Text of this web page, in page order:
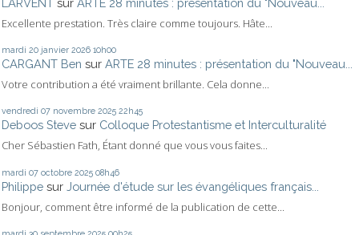
Excellente prestation. Très claire comme toujours. Hâte...
mardi 20 janvier 2026 10h00
CARGANT Ben sur ARTE 28 minutes : présentation du "Nouveau...
Votre contribution a été vraiment brillante. Cela donne...
vendredi 07 novembre 2025 22h45
Deboos Steve sur Colloque Protestantisme et Interculturalité
Cher Sébastien Fath, Étant donné que vous vous faites...
mardi 07 octobre 2025 08h46
Philippe sur Journée d'étude sur les évangéliques français...
Bonjour, comment être informé de la publication de cette...